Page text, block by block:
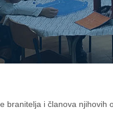
branitelja i članova njihovih